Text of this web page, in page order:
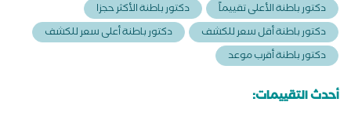
دكتور باطنة الأعلى تقييماً
دكتور باطنة الأكثر حجزا
دكتور باطنة أقل سعر للكشف
دكتور باطنة أعلى سعر للكشف
دكتور باطنة أقرب موعد
أحدث التقييمات: